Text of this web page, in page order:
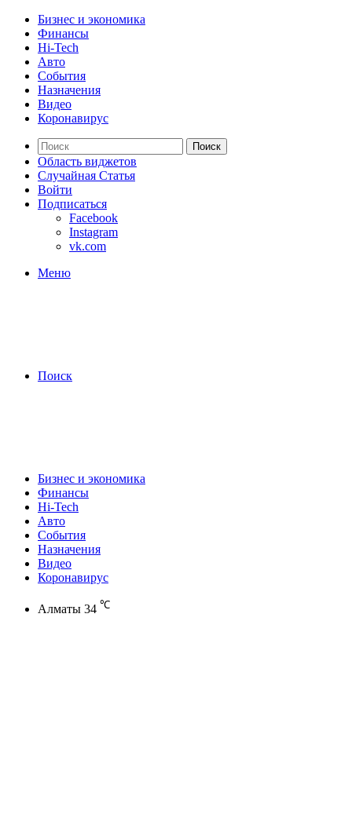
Бизнес и экономика
Финансы
Hi-Tech
Авто
События
Назначения
Видео
Коронавирус
Поиск
Область виджетов
Случайная Статья
Войти
Подписаться
Facebook
Instagram
vk.com
Меню
Поиск
Бизнес и экономика
Финансы
Hi-Tech
Авто
События
Назначения
Видео
Коронавирус
Алматы 34 ℃